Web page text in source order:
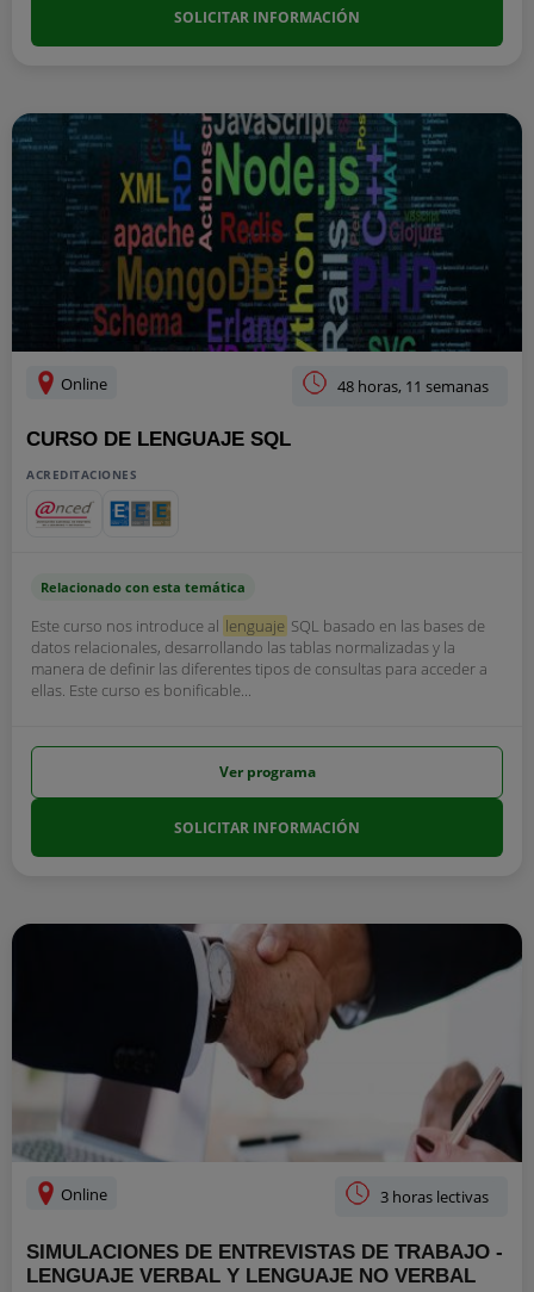
SOLICITAR INFORMACIÓN
Online 48 horas, 11 semanas
CURSO DE LENGUAJE SQL
ACREDITACIONES
Relacionado con esta temática
Este curso nos introduce al lenguaje SQL basado en las bases de
datos relacionales, desarrollando las tablas normalizadas y la
manera de definir las diferentes tipos de consultas para acceder a
ellas. Este curso es bonificable...
Ver programa
SOLICITAR INFORMACIÓN
Online 3 horas lectivas
SIMULACIONES DE ENTREVISTAS DE TRABAJO -
LENGUAJE VERBAL Y LENGUAJE NO VERBAL